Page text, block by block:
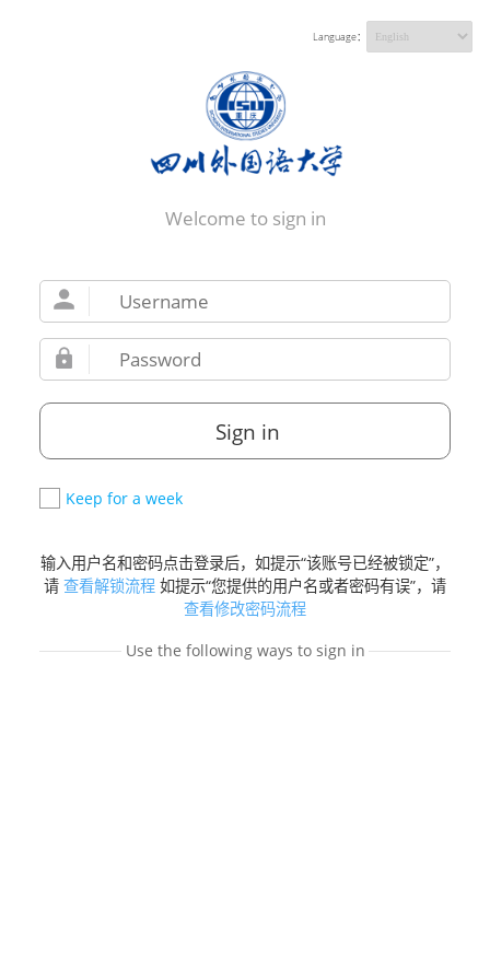
Language：
Welcome to sign in
Sign in
Keep for a week
输入用户名和密码点击登录后，如提示“该账号已经被锁定”，
请 查看解锁流程 如提示“您提供的用户名或者密码有误”，请
查看修改密码流程
Use the following ways to sign in